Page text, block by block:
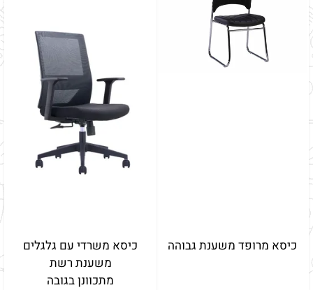
כיסא מרופד משענת גבוהה
כיסא משרדי עם גלגלים
משענת רשת
מתכוונן בגובה